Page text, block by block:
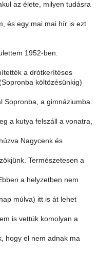
az élete, milyen tudásra
és egy mai mai hír is ezt
1952-ben.
a drótkerítéses
költözésünkig)
Sopronba, a gimnáziumba.
a kutya felszáll a vonatra,
Nagycenk és
Természetesen a
a helyzetben nem
múlva) itt is át lehet
is vettük komolyan a
hogy el nem adnak ma